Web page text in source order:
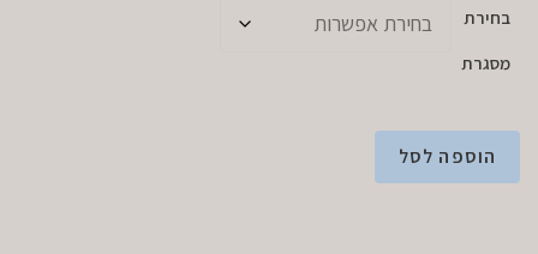
בחירת
מסגרת
הוספה לסל